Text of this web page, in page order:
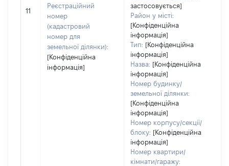
11
Реєстраційний
номер
(кадастровий
номер для
земельної ділянки):
[Конфіденційна
інформація]
застосовується]
Район у місті:
[Конфіденційна
інформація]
Тип: [Конфіденційна
інформація]
Назва: [Конфіденційна
інформація]
Номер будинку/
земельної ділянки:
[Конфіденційна
інформація]
Номер корпусу/секції/
блоку: [Конфіденційна
інформація]
Номер квартири/
кімнати/гаражу: